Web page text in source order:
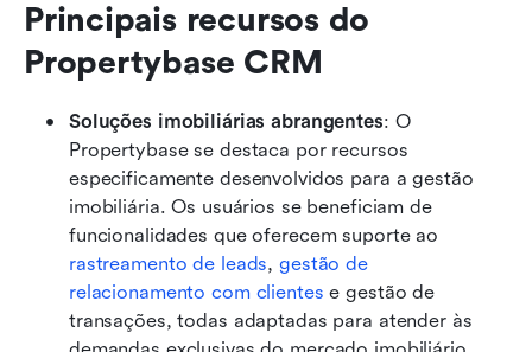
Principais recursos do
Propertybase CRM
Soluções imobiliárias abrangentes: O
Propertybase se destaca por recursos
especificamente desenvolvidos para a gestão
imobiliária. Os usuários se beneficiam de
rastreamento de leads, gestão de
relacionamento com clientes e gestão de
transações, todas adaptadas para atender às